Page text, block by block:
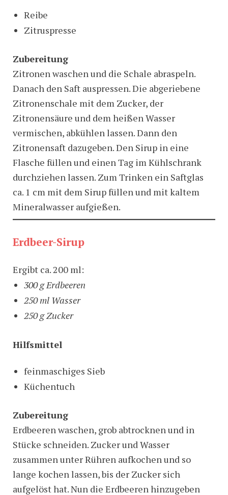
Reibe
Zitruspresse
Zubereitung
Zitronen waschen und die Schale abraspeln.
Danach den Saft auspressen. Die abgeriebene
Zitronenschale mit dem Zucker, der
Zitronensäure und dem heißen Wasser
vermischen, abkühlen lassen. Dann den
Zitronensaft dazugeben. Den Sirup in eine
Flasche füllen und einen Tag im Kühlschrank
durchziehen lassen. Zum Trinken ein Saftglas
ca. 1 cm mit dem Sirup füllen und mit kaltem
Mineralwasser aufgießen.
Erdbeer-Sirup
Ergibt ca. 200 ml:
300 g Erdbeeren
250 ml Wasser
250 g Zucker
Hilfsmittel
feinmaschiges Sieb
Küchentuch
Zubereitung
Erdbeeren waschen, grob abtrocknen und in
Stücke schneiden. Zucker und Wasser
zusammen unter Rühren aufkochen und so
lange kochen lassen, bis der Zucker sich
aufgelöst hat. Nun die Erdbeeren hinzugeben